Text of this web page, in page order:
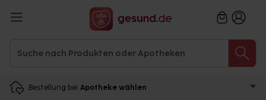
Bestellung bei Apotheke wählen